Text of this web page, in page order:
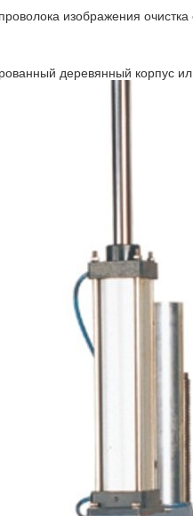
изображения
деревянный корпус